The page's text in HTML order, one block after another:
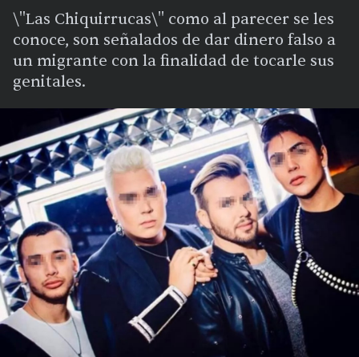
\"Las Chiquirrucas\" como al parecer se les
conoce, son señalados de dar dinero falso a
un migrante con la finalidad de tocarle sus
genitales.